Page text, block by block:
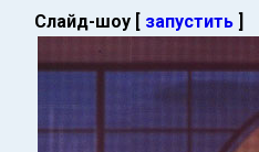
Слайд-шоу [ запустить ]